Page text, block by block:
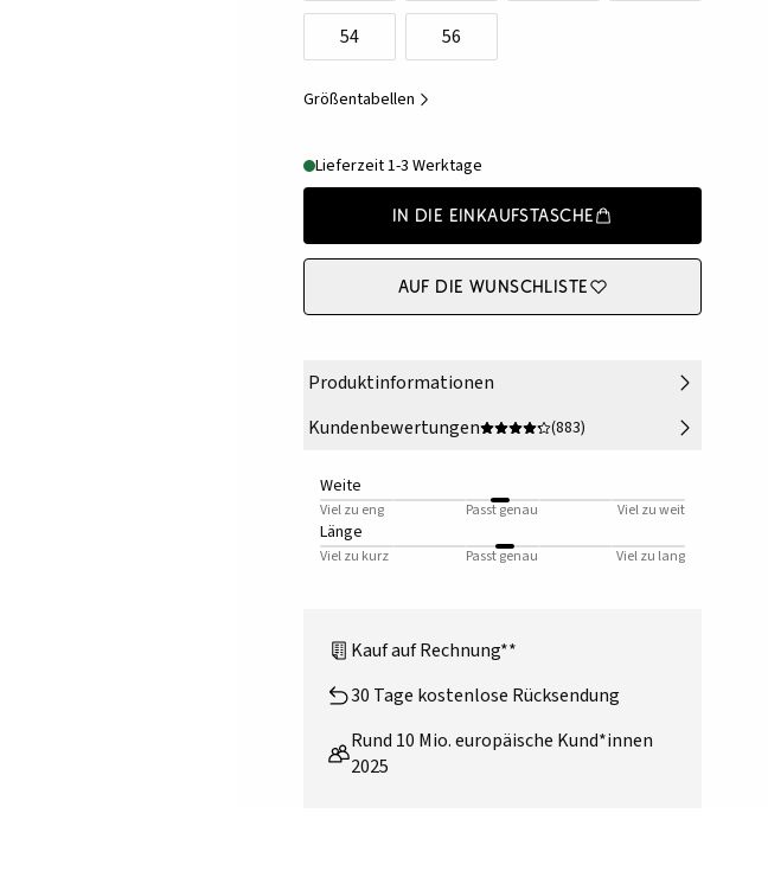
54 56
Größentabellen
Lieferzeit 1-3 Werktage
In die Einkaufstasche
Auf die Wunschliste
Produktinformationen
Kundenbewertungen
(883)
Weite
Viel zu eng Passt genau Viel zu weit
Länge
Viel zu kurz Passt genau Viel zu lang
Kauf auf Rechnung**
30 Tage kostenlose Rücksendung
Rund 10 Mio. europäische Kund*innen
2025